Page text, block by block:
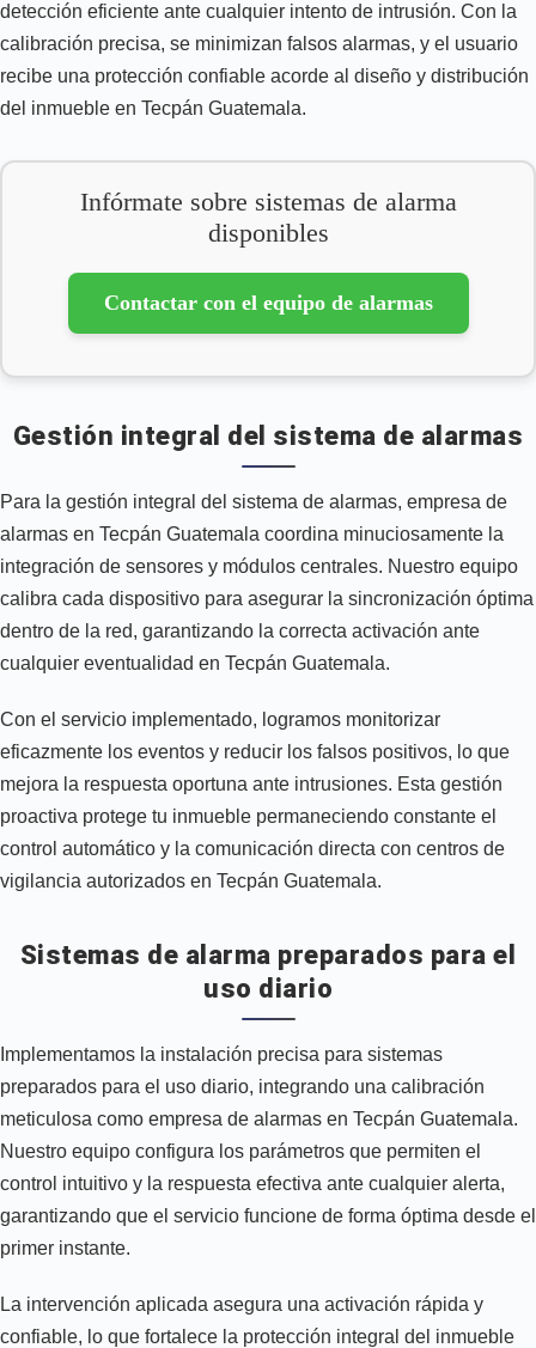
detección eficiente ante cualquier intento de intrusión. Con la
calibración precisa, se minimizan falsos alarmas, y el usuario
recibe una protección confiable acorde al diseño y distribución
del inmueble en Tecpán Guatemala.
Infórmate sobre sistemas de alarma
disponibles
Contactar con el equipo de alarmas
Gestión integral del sistema de alarmas
Para la gestión integral del sistema de alarmas, empresa de
alarmas en Tecpán Guatemala coordina minuciosamente la
integración de sensores y módulos centrales. Nuestro equipo
calibra cada dispositivo para asegurar la sincronización óptima
dentro de la red, garantizando la correcta activación ante
cualquier eventualidad en Tecpán Guatemala.
Con el servicio implementado, logramos monitorizar
eficazmente los eventos y reducir los falsos positivos, lo que
mejora la respuesta oportuna ante intrusiones. Esta gestión
proactiva protege tu inmueble permaneciendo constante el
control automático y la comunicación directa con centros de
vigilancia autorizados en Tecpán Guatemala.
Sistemas de alarma preparados para el
uso diario
Implementamos la instalación precisa para sistemas
preparados para el uso diario, integrando una calibración
meticulosa como empresa de alarmas en Tecpán Guatemala.
Nuestro equipo configura los parámetros que permiten el
control intuitivo y la respuesta efectiva ante cualquier alerta,
garantizando que el servicio funcione de forma óptima desde el
primer instante.
La intervención aplicada asegura una activación rápida y
confiable, lo que fortalece la protección integral del inmueble